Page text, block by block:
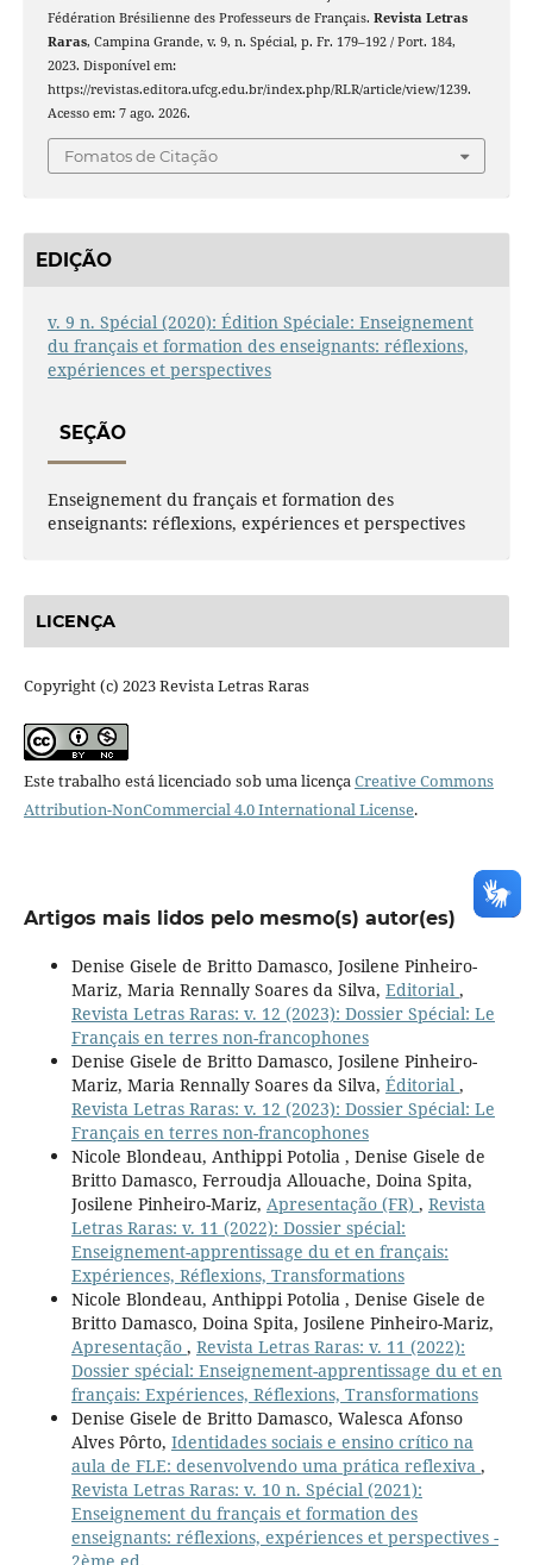
Fédération Brésilienne des Professeurs de Français. Revista Letras
Raras, Campina Grande, v. 9, n. Spécial, p. Fr. 179–192 / Port. 184,
2023. Disponível em:
https://revistas.editora.ufcg.edu.br/index.php/RLR/article/view/1239.
Acesso em: 7 ago. 2026.
Fomatos de Citação
EDIÇÃO
v. 9 n. Spécial (2020): Édition Spéciale: Enseignement
du français et formation des enseignants: réflexions,
expériences et perspectives
SEÇÃO
Enseignement du français et formation des
enseignants: réflexions, expériences et perspectives
LICENÇA
Copyright (c) 2023 Revista Letras Raras
Este trabalho está licenciado sob uma licençaCreative Commons
Attribution-NonCommercial 4.0 International License.
Artigos mais lidos pelo mesmo(s) autor(es)
Denise Gisele de Britto Damasco, Josilene Pinheiro-
Mariz, Maria Rennally Soares da Silva, Editorial ,
Revista Letras Raras: v. 12 (2023): Dossier Spécial: Le
Français en terres non-francophones
Denise Gisele de Britto Damasco, Josilene Pinheiro-
Mariz, Maria Rennally Soares da Silva, Éditorial ,
Revista Letras Raras: v. 12 (2023): Dossier Spécial: Le
Français en terres non-francophones
Nicole Blondeau, Anthippi Potolia , Denise Gisele de
Britto Damasco, Ferroudja Allouache, Doina Spita,
Josilene Pinheiro-Mariz, Apresentação (FR) , Revista
Letras Raras: v. 11 (2022): Dossier spécial:
Enseignement-apprentissage du et en français:
Expériences, Réflexions, Transformations
Nicole Blondeau, Anthippi Potolia , Denise Gisele de
Britto Damasco, Doina Spita, Josilene Pinheiro-Mariz,
Apresentação , Revista Letras Raras: v. 11 (2022):
Dossier spécial: Enseignement-apprentissage du et en
français: Expériences, Réflexions, Transformations
Denise Gisele de Britto Damasco, Walesca Afonso
Alves Pôrto, Identidades sociais e ensino crítico na
aula de FLE: desenvolvendo uma prática reflexiva ,
Revista Letras Raras: v. 10 n. Spécial (2021):
Enseignement du français et formation des
enseignants: réflexions, expériences et perspectives -